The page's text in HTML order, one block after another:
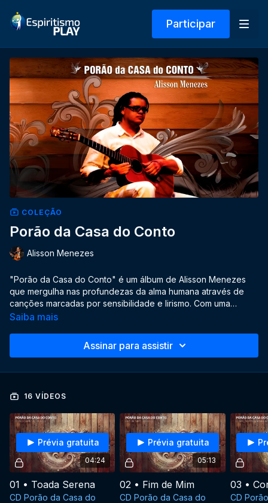
Participar
COLEÇÃO
Porão da Casa do Conto
Alisson Menezes
"Porão da Casa do Conto" é um álbum de Alisson Menezes
que mergulha nas profundezas da alma humana através de
canções marcadas por sensibilidade e lirismo. Com uma
sonoridade rica e poética, o disco reflete sobre os desafios e
Saiba mais
Assinar para assistir
16 VÍDEOS
04:24
Prévia gratuita
01 • Toada Serena
CD Porão da Casa do
05:13
Prévia gratuita
02 • Fim de Mim
CD Porão da Casa do
CD